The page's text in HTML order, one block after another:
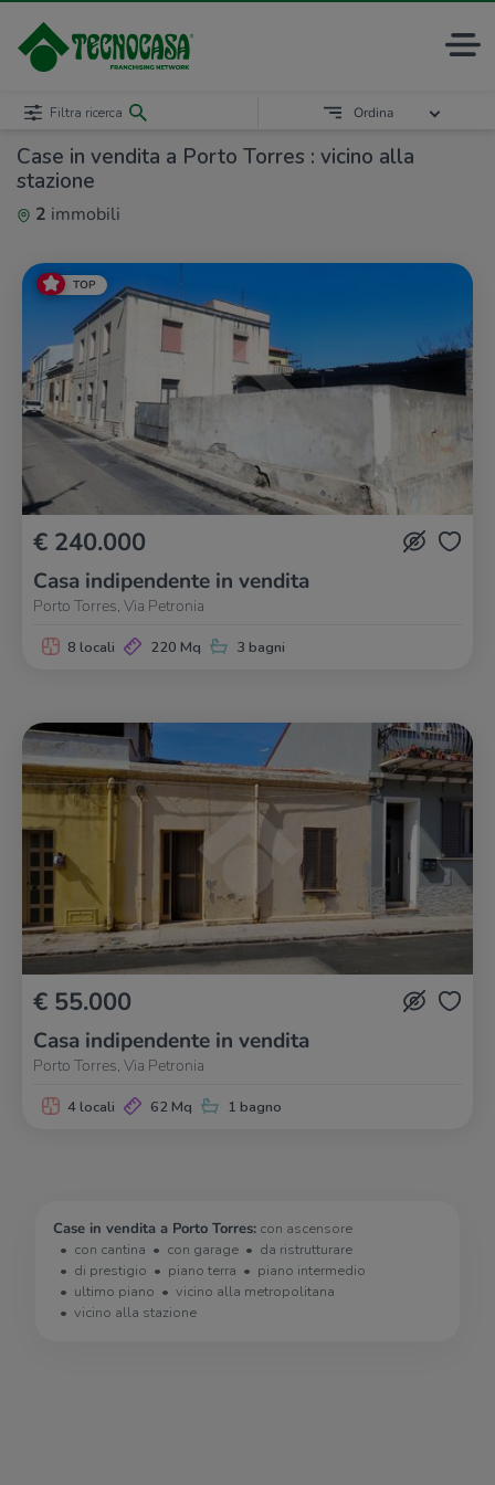
Case in vendita a Porto Torres : vicino alla
stazione
2 immobili
Filtra ricerca Ordina
TOP
€ 240.000
Casa indipendente in vendita
Porto Torres, Via Petronia
8 locali 220 Mq 3 bagni
€ 55.000
Casa indipendente in vendita
Porto Torres, Via Petronia
4 locali 62 Mq 1 bagno
Case in vendita a Porto Torres: con ascensore
con cantina
con garage
da ristrutturare
di prestigio
piano terra
piano intermedio
ultimo piano
vicino alla metropolitana
vicino alla stazione